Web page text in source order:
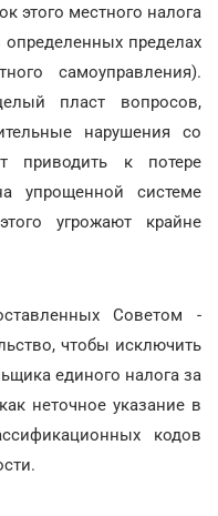
этого местного налога
определенных пределах
самоуправления).
пласт вопросов,
нарушения со
приводить к потере
упрощенной системе
угрожают крайне
Советом -
чтобы исключить
единого налога за
неточное указание в
кодов